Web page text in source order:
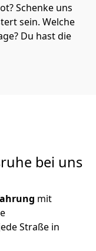
Schenke uns
sein. Welche
Du hast die
bei uns
mit
Straße in